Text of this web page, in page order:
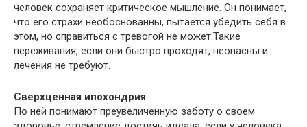
человек сохраняет критическое мышление. Он понимает,
что его страхи необоснованны, пытается убедить себя в
этом, но справиться с тревогой не может.Такие
переживания, если они быстро проходят, неопасны и
лечения не требуют.
Сверхценная ипохондрия
По ней понимают преувеличенную заботу о своем